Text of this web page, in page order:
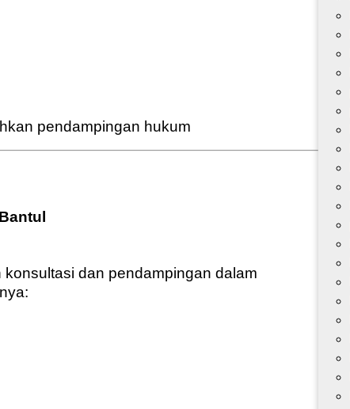
pendampingan hukum
dan pendampingan dalam